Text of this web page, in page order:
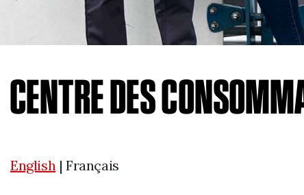
CENTRE DES
English| Français